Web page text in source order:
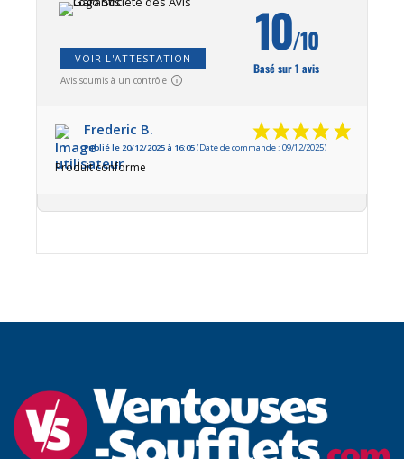
VOIR L'ATTESTATION
Avis soumis à un contrôle
10/10
Basé sur 1 avis
Frederic B.
Publié le 20/12/2025 à 16:05(Date de commande : 09/12/2025)
Produit conforme